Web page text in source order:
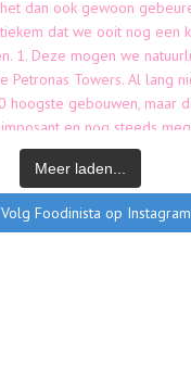
Meer laden...
Volg Foodinista op Instagram